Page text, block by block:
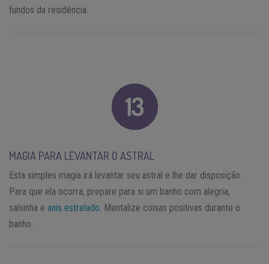
fundos da residência.
MAGIA PARA LEVANTAR O ASTRAL
Esta simples magia irá levantar seu astral e lhe dar disposição.
Para que ela ocorra, prepare para si um banho com alegria,
salsinha e anis estrelado . Mentalize coisas positivas durante o
banho.